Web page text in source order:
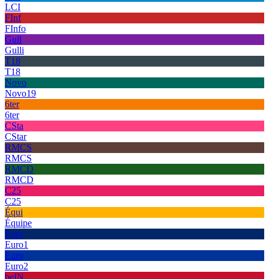
LCI
FInf
FInfo
Gull
Gulli
T18
T18
Novo
Novo19
6ter
6ter
CSta
CStar
RMCS
RMCS
RMCD
RMCD
C25
C25
Équi
Équipe
Euro
Euro1
Euro
Euro2
beIN